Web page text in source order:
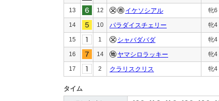
13 12 イケソシアル 牝6
14 10 パラダイスチェリー 牝4
15 1 シャバダバダ 牝4
16 14 ヤマシロラッキー 牝4
17 2 クラリスクリス 牝4
タイム